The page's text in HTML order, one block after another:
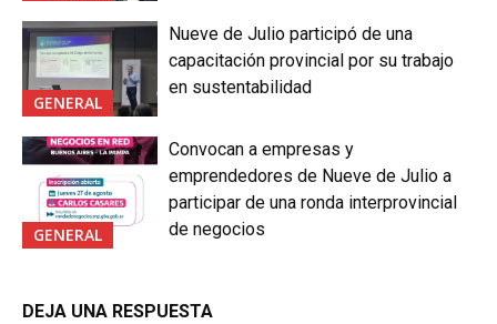
GENERAL
Nueve de Julio participó de una
capacitación provincial por su trabajo
en sustentabilidad
GENERAL
Convocan a empresas y
emprendedores de Nueve de Julio a
participar de una ronda interprovincial
de negocios
DEJA UNA RESPUESTA